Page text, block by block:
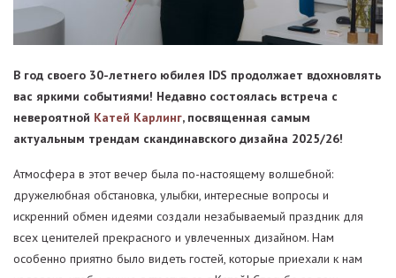
В год своего 30-летнего юбилея IDS продолжает вдохновлять
вас яркими событиями! Недавно состоялась встреча с
невероятной Катей Карлинг, посвященная самым
актуальным трендам скандинавского дизайна 2025/26!
Атмосфера в этот вечер была по-настоящему волшебной:
дружелюбная обстановка, улыбки, интересные вопросы и
искренний обмен идеями создали незабываемый праздник для
всех ценителей прекрасного и увлеченных дизайном. Нам
особенно приятно было видеть гостей, которые приехали к нам